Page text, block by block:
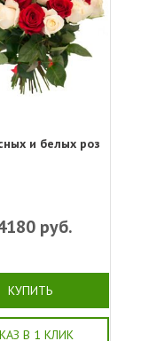
и белых роз
руб.
КУПИТЬ
В 1 КЛИК